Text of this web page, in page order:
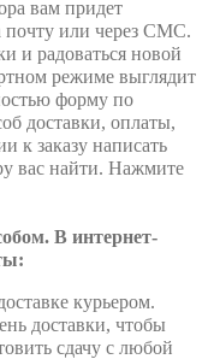
вам придет
почту или через СМС.
и радоваться новой
режиме выглядит
форму по
доставки, оплаты,
к заказу написать
вас найти. Нажмите
В интернет-
курьером.
доставки, чтобы
сдачу с любой